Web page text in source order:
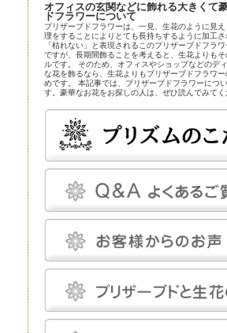
オフィスの玄関などに飾れる大きくて
ドフラワーについて
プリザーブドフラワーは、一見、生花のように見
理をすることによりとても長持ちするように加工さ
「枯れない」と表現されるこのプリザーブドフラ
ですが、長期間飾ることを考えると、生花よりも
ルです。 そのため、オフィスやショップなどのデ
な花を飾るなら、生花よりもプリザーブドフラワ
めです。 本記事では、プリザーブドフラワーにつ
す。豪華なお花をお探しの人は、ぜひ読んでみてく
プリザーブドフラワーとほかの花の比
プリザーブドフラワーは、近年、生花店の店頭にも
よく知らなくても目にしている人は多いかもしれま
ブドフラワーとほかの花とを比較してみましょう。
プリザーブドフラワー
プリザーブドフラワーは、一見、生花のように見
ための作業も施されます。
プリザーブドフラワーは染色も可能です。そのため
るのですが、メンテナンスフリーというわけではあ
温度と湿度に対してはデリケートで、これらについ
いと、ヒビや色あせなどの発生を招きます。しかし
なしにして完全管理する必要はなく、気にしてあ
プリザーブドフラワーにとって最適な温度は18～
50％程度です。プリザーブドフラワーは基本的に
で、茎は後付けになります。そのため、小さなお供
プレイまで、さまざまな用途で使えます。
生花